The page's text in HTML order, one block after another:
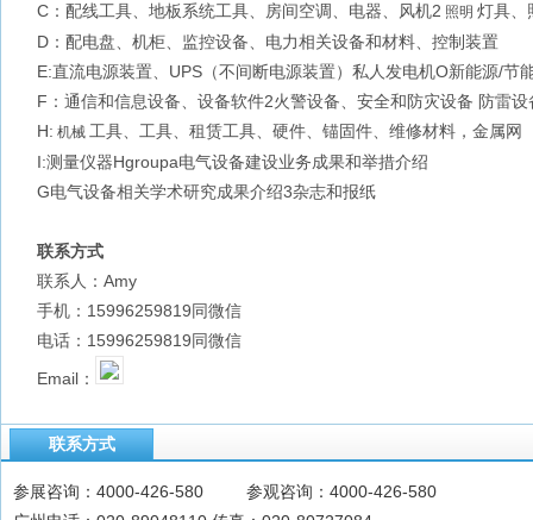
C：配线工具、地板系统工具、房间空调、电器、风机2 照明 灯具、
D：配电盘、机柜、监控设备、电力相关设备和材料、控制装置
E:直流电源装置、UPS（不间断电源装置）私人发电机O新能源/节
F：通信和信息设备、设备软件2火警设备、安全和防灾设备 防雷设
H: 机械 工具、工具、租赁工具、硬件、锚固件、维修材料，金属网
I:测量仪器Hgroupa电气设备建设业务成果和举措介绍
G电气设备相关学术研究成果介绍3杂志和报纸
联系方式
联系人：Amy
手机：15996259819同微信
电话：15996259819同微信
Email：
联系方式
参展咨询：4000-426-580 参观咨询：4000-426-580